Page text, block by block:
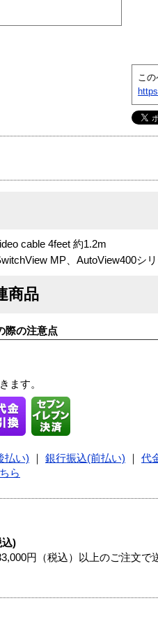
この
cable 4feet 約1.2m
MP、AutoView400シ
商品
際の注意点
ます。
払い) 銀行振込(前払い) 代
ら
込)
円（税込）以上のご注文で